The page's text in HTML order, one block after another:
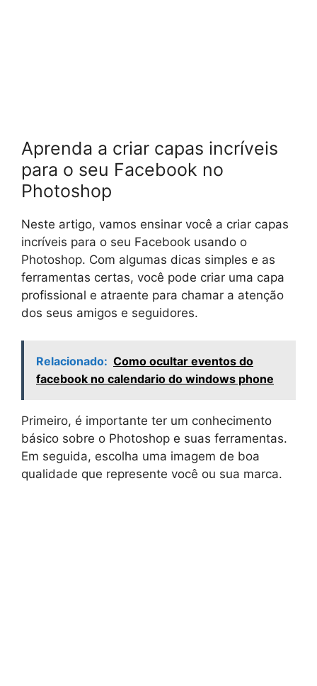
Aprenda a criar capas incríveis
para o seu Facebook no
Photoshop
Neste artigo, vamos ensinar você a criar capas
incríveis para o seu Facebook usando o
Photoshop. Com algumas dicas simples e as
ferramentas certas, você pode criar uma capa
profissional e atraente para chamar a atenção
dos seus amigos e seguidores.
Relacionado: Como ocultar eventos do
facebook no calendario do windows phone
Primeiro, é importante ter um conhecimento
básico sobre o Photoshop e suas ferramentas.
Em seguida, escolha uma imagem de boa
qualidade que represente você ou sua marca.